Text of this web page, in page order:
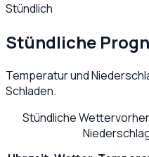
Stündlich
Stündliche
Temperatur und
Schladen.
Stündliche